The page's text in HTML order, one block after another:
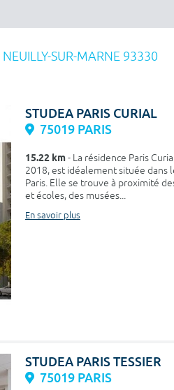
NEUILLY-SUR-MARNE 93330
STUDEA PARIS CURIAL
75019 PARIS
15.22 km- La résidence Paris
2018, est idéalement située dans
Paris. Elle se trouve à proximité
et écoles, des musées...
En savoir plus
STUDEA PARIS TESSIER
75019 PARIS